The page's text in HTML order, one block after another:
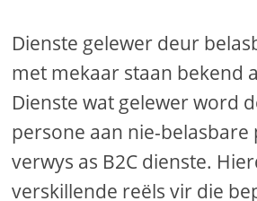
Dienste gelewer deur
met mekaar staan ​​bekend
Dienste wat gelewer word
persone aan nie-belasbare
verwys as B2C dienste.
verskillende reëls vir die